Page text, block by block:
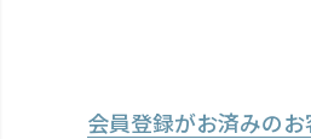
会員登録がお済みのお